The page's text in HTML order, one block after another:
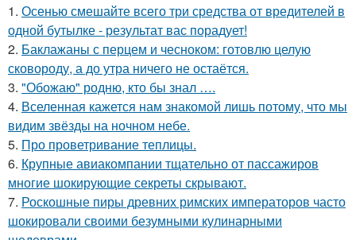
1. Осенью смешайте всего три средства от вредителей в
одной бутылке - результат вас порадует!
2. Баклажаны с перцем и чесноком: готовлю целую
сковороду, а до утра ничего не остаётся.
3. "Обожаю" родню, кто бы знал ….
4. Вселенная кажется нам знакомой лишь потому, что мы
видим звёзды на ночном небе.
5. Про проветривание теплицы.
6. Крупные авиакомпании тщательно от пассажиров
многие шокирующие секреты скрывают.
7. Роскошные пиры древних римских императоров часто
шокировали своими безумными кулинарными